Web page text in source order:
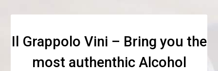
Il Grappolo Vini – Bring you the
most authenthic Alcohol